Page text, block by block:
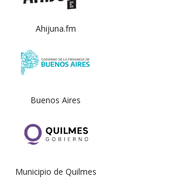
Ahijuna.fm
Buenos Aires
Municipio de Quilmes